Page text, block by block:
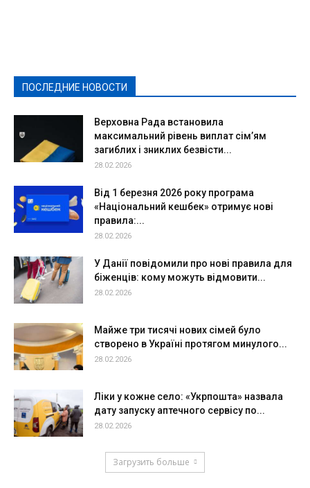
ПОСЛЕДНИЕ НОВОСТИ
Верховна Рада встановила
максимальний рівень виплат сім’ям
загиблих і зниклих безвісти...
28.02.2026
Від 1 березня 2026 року програма
«Національний кешбек» отримує нові
правила:...
28.02.2026
У Данії повідомили про нові правила для
біженців: кому можуть відмовити...
28.02.2026
Майже три тисячі нових сімей було
створено в Україні протягом минулого...
28.02.2026
Ліки у кожне село: «Укрпошта» назвала
дату запуску аптечного сервісу по...
28.02.2026
Загрузить больше